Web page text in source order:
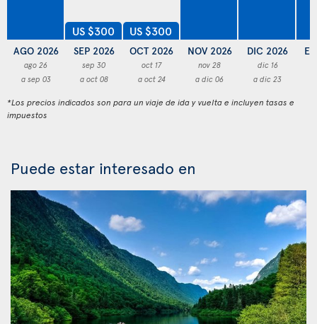
AGO 2026
ago 26
a sep 03
US $300
SEP 2026
sep 30
a oct 08
US $300
OCT 2026
oct 17
a oct 24
NOV 2026
nov 28
a dic 06
DIC 2026
dic 16
a dic 23
*Los precios indicados son para un viaje de ida y vuelta e incluyen tasas e
impuestos
Puede estar interesado en